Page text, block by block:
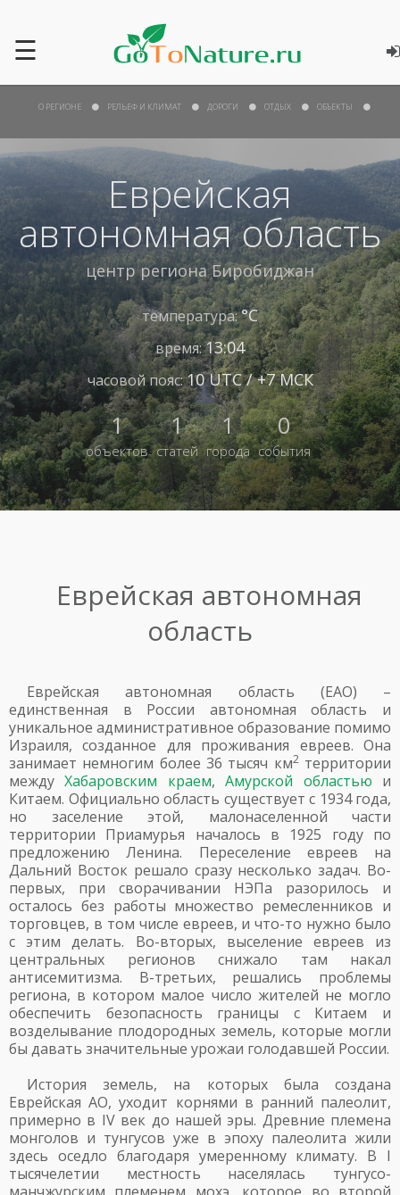
☰
Еврейская
автономная область
центр регионаБиробиджан
температура:°С
время:13:04
часовой пояс:10 UTC / +7 МСК
1
объектов
1
статей
1
города
0
события
О РЕГИОНЕ РЕЛЬЕФ И КЛИМАТ ДОРОГИ ОТДЫХ ОБЪЕКТЫ
Еврейская автономная
область
Еврейская автономная область (ЕАО) –
единственная в России автономная область и
уникальное административное образование помимо
Израиля, созданное для проживания евреев. Она
занимает немногим более 36 тысяч км2территории
междуХабаровским краем,Амурской областью и
Китаем. Официально область существует с 1934 года,
но заселение этой, малонаселенной части
территории Приамурья началось в 1925 году по
предложению Ленина. Переселение евреев на
Дальний Восток решало сразу несколько задач. Во-
первых, при сворачивании НЭПа разорилось и
осталось без работы множество ремесленников и
торговцев, в том числе евреев, и что-то нужно было
с этим делать. Во-вторых, выселение евреев из
центральных регионов снижало там накал
антисемитизма. В-третьих, решались проблемы
региона, в котором малое число жителей не могло
обеспечить безопасность границы с Китаем и
возделывание плодородных земель, которые могли
бы давать значительные урожаи голодавшей России.
История земель, на которых была создана
Еврейская АО, уходит корнями в ранний палеолит,
примерно в IV век до нашей эры. Древние племена
монголов и тунгусов уже в эпоху палеолита жили
здесь оседло благодаря умеренному климату. В I
тысячелетии местность населялась тунгусо-